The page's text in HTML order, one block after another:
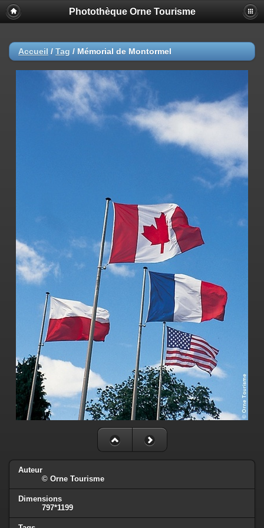
Photothèque Orne Tourisme
Accueil / Tag / Mémorial de Montormel
Auteur
© Orne Tourisme
Dimensions
797*1199